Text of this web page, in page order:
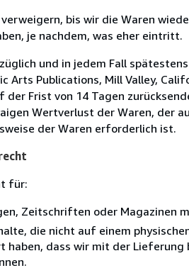
bis wir die Waren
je nachdem, was eher eintritt.
und in jedem Fall
Arts Publications, Mill Valley,
der Frist von 14 Tagen
Wertverlust der Waren, der
der Waren erforderlich ist.
für:
Zeitschriften oder Magazinen
die nicht auf einem
haben, dass wir mit der